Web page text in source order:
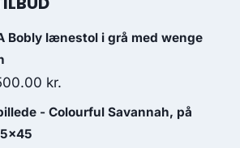
Bobly lænestol i grå med wenge
kr.
- Colourful Savannah, på